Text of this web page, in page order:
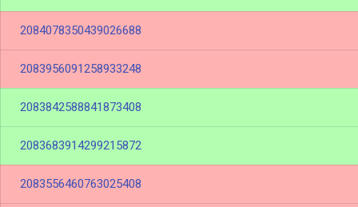
2084078350439026688
2083956091258933248
2083842588841873408
2083683914299215872
2083556460763025408